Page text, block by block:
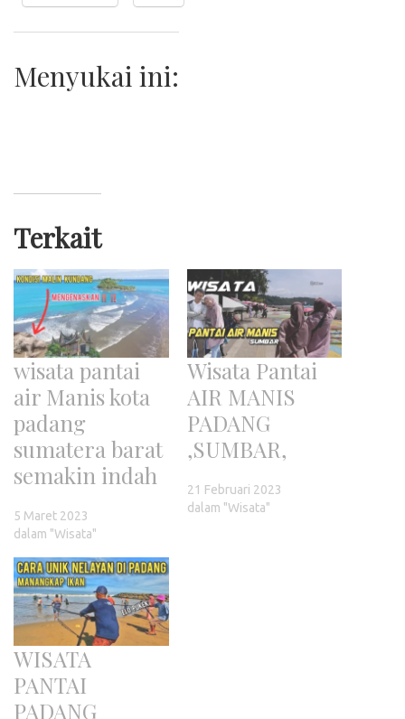
Menyukai ini:
Terkait
wisata pantai
air Manis kota
padang
sumatera barat
semakin indah
5 Maret 2023
dalam "Wisata"
Wisata Pantai
AIR MANIS
PADANG
,SUMBAR,
21 Februari 2023
dalam "Wisata"
WISATA
PANTAI
PADANG